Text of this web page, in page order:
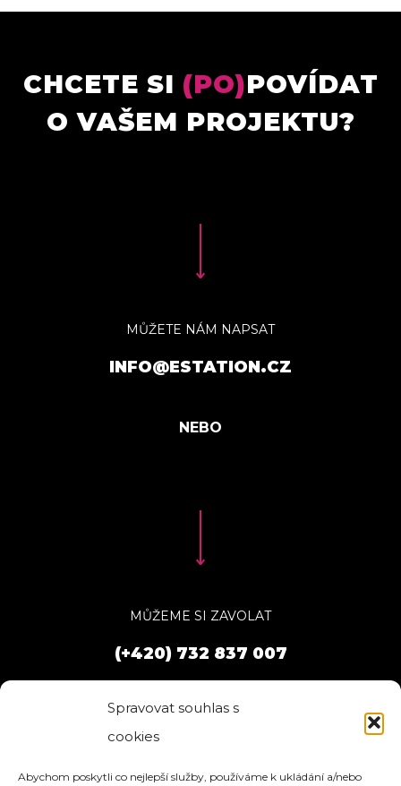
Spravovat souhlas s
cookies
Abychom poskytli co nejlepší služby, používáme k ukládání a/nebo
CHCETE SI (PO)POVÍDAT
O VAŠEM PROJEKTU?
MŮŽETE NÁM NAPSAT
INFO@ESTATION.CZ
MŮŽEME SI ZAVOLAT
(+420) 732 837 007